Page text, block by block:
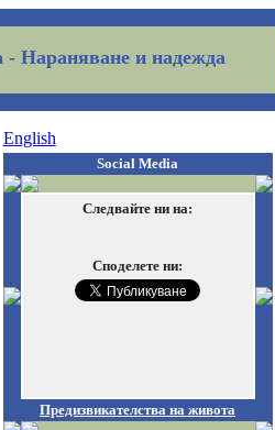
- Нараняване и надежда
English
Social Media
Следвайте ни на:
Споделете ни:
Предизвикателства на живота